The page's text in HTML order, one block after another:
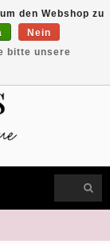
den Webshop zu
Nein
bitte unsere